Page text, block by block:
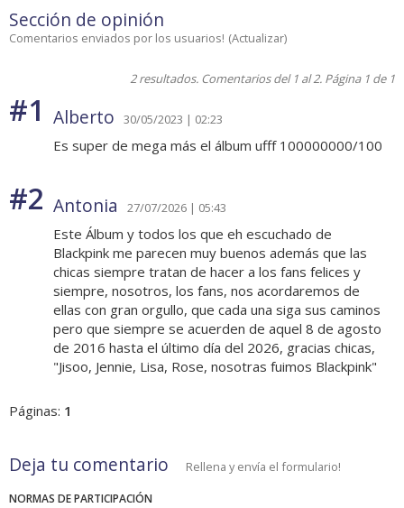
Sección de opinión
Comentarios enviados por los usuarios! (Actualizar)
2 resultados. Comentarios del 1 al 2. Página 1 de 1
#1 Alberto 30/05/2023 | 02:23
Es super de mega más el álbum ufff 100000000/100
#2 Antonia 27/07/2026 | 05:43
Este Álbum y todos los que eh escuchado de
Blackpink me parecen muy buenos además que las
chicas siempre tratan de hacer a los fans felices y
siempre, nosotros, los fans, nos acordaremos de
ellas con gran orgullo, que cada una siga sus caminos
pero que siempre se acuerden de aquel 8 de agosto
de 2016 hasta el último día del 2026, gracias chicas,
"Jisoo, Jennie, Lisa, Rose, nosotras fuimos Blackpink"
Páginas: 1
Deja tu comentario Rellena y envía el formulario!
NORMAS DE PARTICIPACIÓN